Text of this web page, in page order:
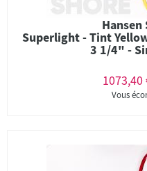
Superlight - Tint
3 1/4" -
1073,40
Vous